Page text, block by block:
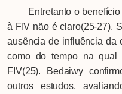
Entretanto o benefício
à FIV não é claro(25-27).
ausência de influência da
como do tempo na
FIV(25). Bedaiwy
outros estudos,